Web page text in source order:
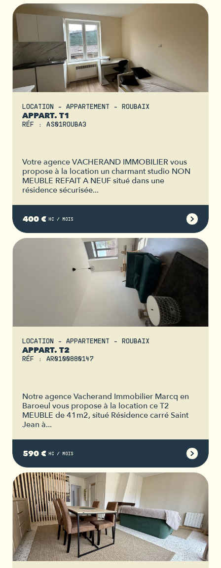
LOCATION - APPARTEMENT - ROUBAIX
APPART. T1
RÉF : AS01ROUBA3
Votre agence VACHERAND IMMOBILIER vous
propose à la location un charmant studio NON
MEUBLE REFAIT A NEUF situé dans une
résidence sécurisée...
400 € HC / MOIS
LOCATION - APPARTEMENT - ROUBAIX
APPART. T2
RÉF : AR0100880147
Notre agence Vacherand Immobilier Marcq en
Baroeul vous propose à la location ce T2
MEUBLE de 41m2, situé Résidence carré Saint
Jean à...
590 € HC / MOIS